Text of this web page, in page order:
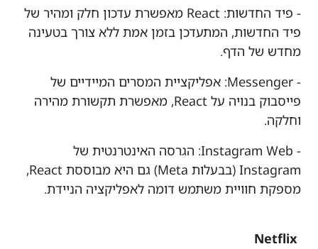
- פיד החדשות: React מאפשרת עדכון חלק ומהיר של
פיד החדשות, המתעדכן בזמן אמת ללא צורך בטעינה
מחדש של הדף.
- Messenger: אפליקציית המסרים המיידיים של
פייסבוק בנויה על React, מאפשרת תקשורת מהירה
וחלקה.
- Instagram Web: הגרסה האינטרנטית של
Instagram (בבעלות Meta) גם היא מבוססת React,
מספקת חוויית משתמש דומה לאפליקציה הניידת.
Netflix